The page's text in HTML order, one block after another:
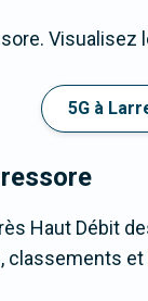
5G à
Haut Débit
classements